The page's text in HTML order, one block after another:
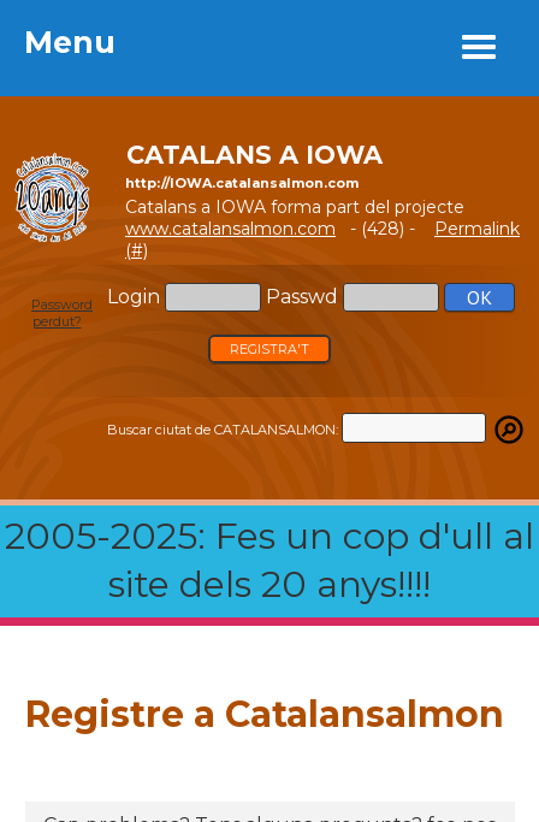
Menu
CATALANS A IOWA
http://IOWA.catalansalmon.com
Catalans a IOWA forma part del projecte
www.catalansalmon.com - (428) - Permalink
(#)
Login Passwd
Password
perdut?
REGISTRA'T
Buscar ciutat de CATALANSALMON:
2005-2025: Fes un cop d'ull al
site dels 20 anys!!!!
Menu
Registre a Catalansalmon